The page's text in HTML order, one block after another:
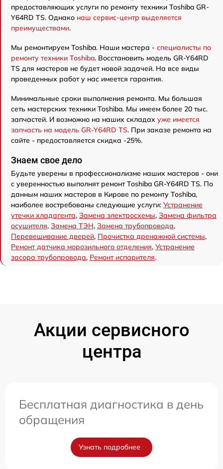
предоставляющих услуги по ремонту техники Toshiba GR-
Y64RD TS. Однако наш сервис-центр выделяется
преимуществами.
Мы ремонтируем Toshiba. Наши мастера - специалисты по
ремонту техники Toshiba. Восстановить модель GR-Y64RD
TS для мастеров не будет новой задачей. На все виды
проведенных работ у нас имеется гарантия.
Минимальные сроки выполнения ремонта. Мы большая
сеть мастерских техники Toshiba. Мы имеем более 20 тыс.
запчастей. И возможно на наших складах уже имеется
запчасть на модель GR-Y64RD TS. При заказе ремонта на
сайте - предоставляется скидка -25%.
Знаем свое дело
Будьте уверены в профессионализме наших мастеров - они
с уверенностью выполнят ремонт Toshiba GR-Y64RD TS. По
данным наших мастеров в Кирове по ремонту Toshiba,
наиболее востребованы следующие услуги: Устранение
утечки хладагента, Замена электросхемы, Замена фильтра
осушителя, Замена ТЭН, Замена трубопровода,
Перевешивание дверей, Прочистка дренажной системы,
Ремонт датчика морозильного отделения, Устранение
засора трубопровода, Ремонт испарителя.
Акции сервисного
центра
Бесплатная диагностика в день
обращения
Узнать подробнее